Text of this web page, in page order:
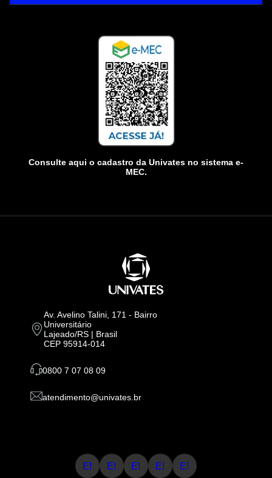
Consulte aqui o cadastro da Univates no sistema e-
MEC.
Av. Avelino Talini, 171 - Bairro
Universitário
Lajeado/RS | Brasil
CEP 95914-014
0800 7 07 08 09
atendimento@univates.br
E! E! E! E! E!